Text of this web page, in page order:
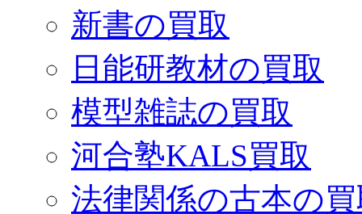
新書の買取
日能研教材の買取
模型雑誌の買取
河合塾KALS買取
法律関係の古本の